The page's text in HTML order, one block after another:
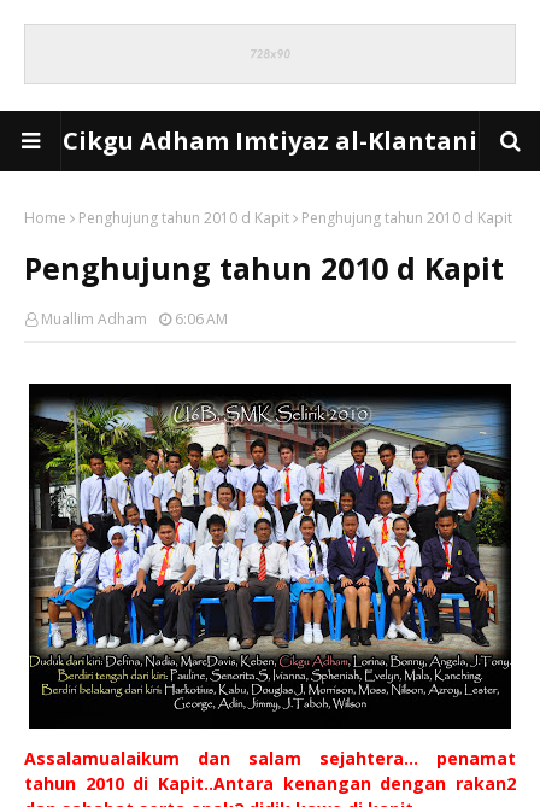
Cikgu Adham Imtiyaz al-Klantani
Home Penghujung tahun 2010 d Kapit Penghujung tahun 2010 d Kapit
Penghujung tahun 2010 d Kapit
Muallim Adham 6:06 AM
Assalamualaikum dan salam sejahtera... penamat
tahun 2010 di Kapit..Antara kenangan dengan rakan2